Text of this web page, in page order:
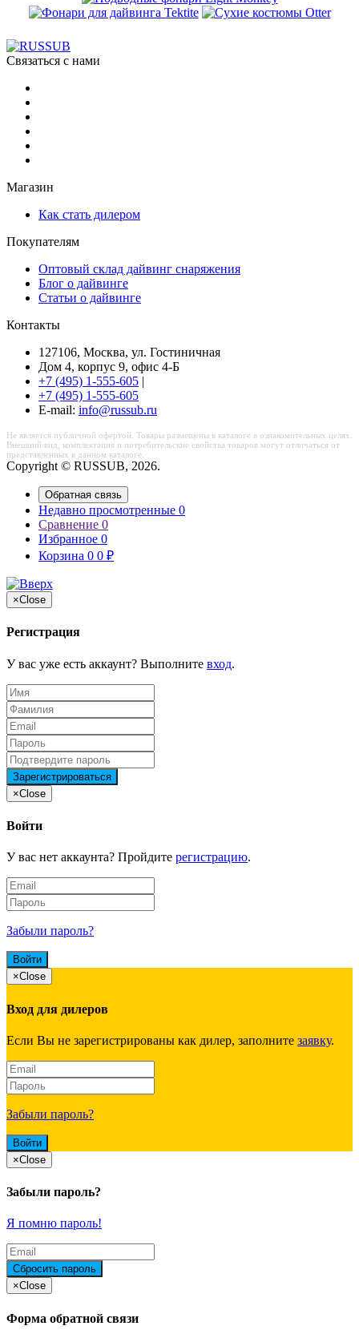
Связаться с нами
Магазин
Как стать дилером
Покупателям
Оптовый склад дайвинг снаряжения
Блог о дайвинге
Статьи о дайвинге
Контакты
127106, Москва, ул. Гостиничная
Дом 4, корпус 9, офис 4-Б
+7 (495) 1-555-605 |
+7 (495) 1-555-605
Е-mail: info@russub.ru
Не является публичной офертой. Товары размещены в каталоге в ознакомительных целях.
Внешний вид, комплектация и потребительские свойства товаров могут отличаться от
представленных в данном каталоге.
Copyright © RUSSUB, 2026.
Обратная связь
Недавно просмотренные 0
Сравнение 0
Избранное 0
Корзина 0 0 ₽
×Close
Регистрация
У вас уже есть аккаунт? Выполните вход.
×Close
Войти
У вас нет аккаунта? Пройдите регистрацию.
Забыли пароль?
×Close
Вход для дилеров
Если Вы не зарегистрированы как дилер, заполните заявку.
Забыли пароль?
×Close
Забыли пароль?
Я помню пароль!
×Close
Форма обратной связи